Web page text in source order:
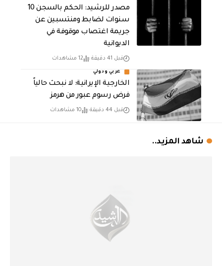
مصدر للرشيد: الحكم بالسجن 10
سنوات لضابط ومنتسبين عن
جريمة اغتصاب موقوفة في
الديوانية
قبل 41 دقيقة 12 مشاهدات
عربي ودولي
الخارجية الإيرانية: لا نبحث حالياً
فرض رسوم عبور من هرمز
قبل 44 دقيقة 10 مشاهدات
شاهد المزيد..